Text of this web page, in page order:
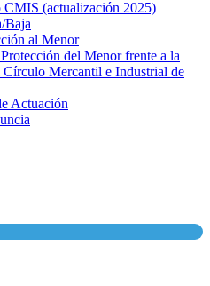
(actualización 2025)
Baja
al Menor
del Menor frente a la
Mercantil e Industrial de
Actuación